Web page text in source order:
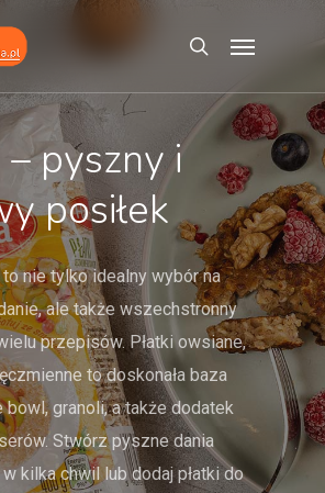
search
–pysznyi
posiłek
to nie tylko idealny wybór na
ale także wszechstronny
przepisów. Płatki owsiane,
to doskonała baza
bowl, granoli, a także dodatek
Stwórz pyszne dania
kilka chwil lub dodaj płatki do